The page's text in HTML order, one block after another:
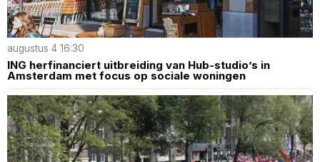
augustus 4 16:30
ING herfinanciert uitbreiding van Hub-studio’s in
Amsterdam met focus op sociale woningen